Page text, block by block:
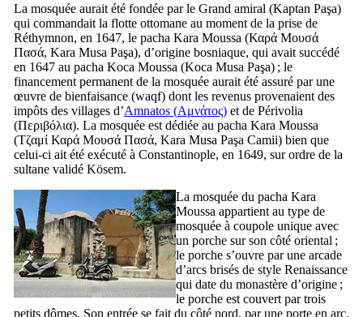
La mosquée aurait été fondée par le Grand amiral (Kaptan Paşa)
qui commandait la flotte ottomane au moment de la prise de
Réthymnon, en 1647, le pacha Kara Moussa (Καρά Μουσά
Πασά, Kara Musa Paşa), d’origine bosniaque, qui avait succédé
en 1647 au pacha Koca Moussa (Koca Musa Paşa) ; le
financement permanent de la mosquée aurait été assuré par une
œuvre de bienfaisance (waqf) dont les revenus provenaient des
impôts des villages d’Amnatos (Αμνάτος) et de Périvolia
(Περιβόλια). La mosquée est dédiée au pacha Kara Moussa
(Τζαμί Καρά Μουσά Πασά, Kara Musa Paşa Camii) bien que
celui-ci ait été exécuté à Constantinople, en 1649, sur ordre de la
sultane validé Kösem.
La mosquée du pacha Kara
Moussa appartient au type de
mosquée à coupole unique avec
un porche sur son côté oriental ;
le porche s’ouvre par une arcade
d’arcs brisés de style Renaissance
qui date du monastère d’origine ;
le porche est couvert par trois
petits dômes. Son entrée se fait du côté nord, par une porte en arc.